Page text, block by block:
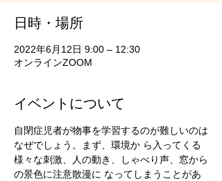
日時・場所
2022年6月12日 9:00 – 12:30
オンラインZOOM
イベントについて
自閉症児者が物事を学習するのが難しいのは
なぜでしょう。まず、環境か ら入ってくる
様々な刺激、人の動き、しゃべり声、窓から
の景色に注意散漫に なってしまうことがあ